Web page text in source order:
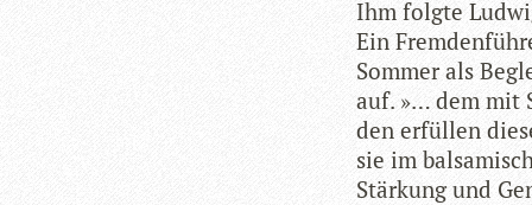
Ihm folgte
Ein
Som­mer als
auf. »… dem mit
den erfül­len
sie im
Stär­kung und